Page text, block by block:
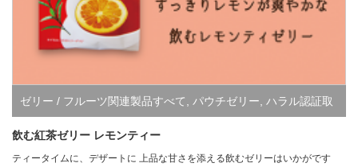
ゼリー / フルーツ関連製品すべて, パウチゼリー, ハラル認証取
得商品
飲む紅茶ゼリー レモンティー
ティータイムに、デザートに 上品な甘さを添える飲むゼリーはいかがです